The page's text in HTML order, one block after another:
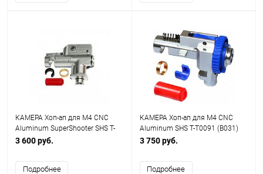
КАМЕРА Хоп-ап для M4 CNC
Aluminum SuperShooter SHS T-
T0094
3 600 руб.
Подробнее
КАМЕРА Хоп-ап для М4 CNC
Aluminum SHS T-T0091 (В031)
3 750 руб.
Подробнее